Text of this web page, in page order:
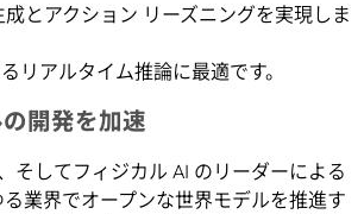
とアクション リーズニングを実現しま
リアルタイム推論に最適です。
開発を加速
してフィジカル AI のリーダーによる
業界でオープンな世界モデルを推進す